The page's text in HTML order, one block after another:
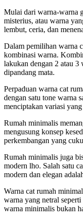
Mulai dari warna-warna
misterius, atau warna
lembut, ceria, dan
Dalam pemilihan warna
kombinasi warna.
lakukan dengan 2 atau 3
dipandang mata.
Perpaduan warna cat
dengan satu tone warna
menciptakan variasi
Rumah minimalis
mengusung konsep
perkembangan yang
Rumah minimalis juga
modern lho. Salah satu
modern dan elegan
Warna cat rumah
warna yang netral
warna minimalis bukan